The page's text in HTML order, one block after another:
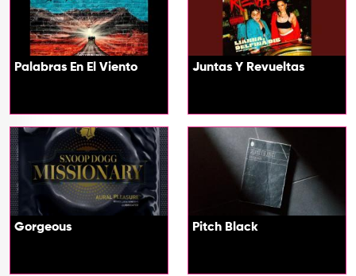
Palabras En El Viento Juntas Y Revueltas
Gorgeous Pitch Black